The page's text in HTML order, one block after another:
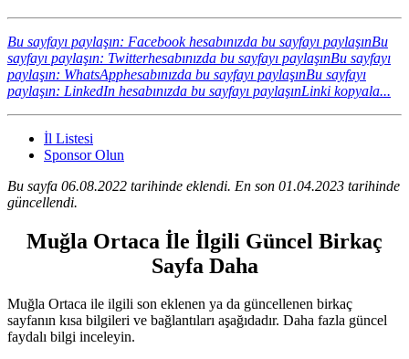
Bu sayfayı paylaşın: Facebook hesabınızda bu sayfayı paylaşınBu
sayfayı paylaşın: Twitterhesabınızda bu sayfayı paylaşınBu sayfayı
paylaşın: WhatsApphesabınızda bu sayfayı paylaşınBu sayfayı
paylaşın: LinkedIn hesabınızda bu sayfayı paylaşınLinki kopyala...
İl Listesi
Sponsor Olun
Bu sayfa 06.08.2022 tarihinde eklendi. En son 01.04.2023 tarihinde
güncellendi.
Muğla Ortaca İle İlgili Güncel Birkaç
Sayfa Daha
Muğla Ortaca ile ilgili son eklenen ya da güncellenen birkaç
sayfanın kısa bilgileri ve bağlantıları aşağıdadır. Daha fazla güncel
faydalı bilgi inceleyin.